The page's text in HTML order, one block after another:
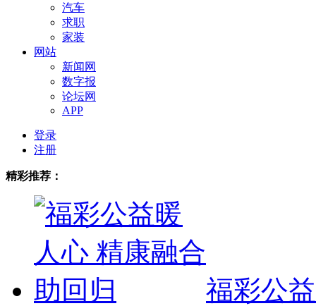
汽车
求职
家装
网站
新闻网
数字报
论坛网
APP
登录
注册
精彩推荐：
福彩公